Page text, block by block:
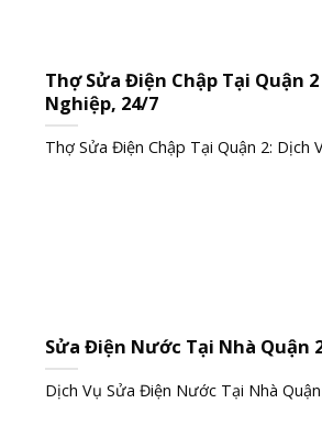
Thợ Sửa Điện Chập Tại Quận
Nghiệp, 24/7
Thợ Sửa Điện Chập Tại Quận 2: Dịch
Sửa Điện Nước Tại Nhà Quận
Dịch Vụ Sửa Điện Nước Tại Nhà